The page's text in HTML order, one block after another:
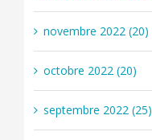
novembre 2022 (20)
octobre 2022 (20)
septembre 2022 (25)